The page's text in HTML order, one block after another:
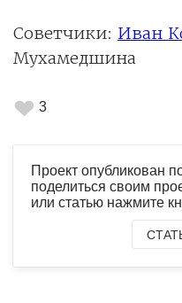
Советчики: Иван
Мухамедшина
3
Проект опубликован
поделиться своим
или статью нажмите